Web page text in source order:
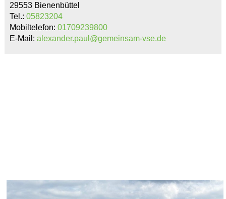
29553 Bienenbüttel
Tel.: 05823204
Mobiltelefon: 01709239800
E-Mail: alexander.paul@gemeinsam-vse.de